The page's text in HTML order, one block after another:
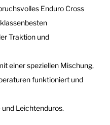
Enduro Cross
Traktion und
einer speziellen Mischung,
funktioniert und
Leichtenduros.